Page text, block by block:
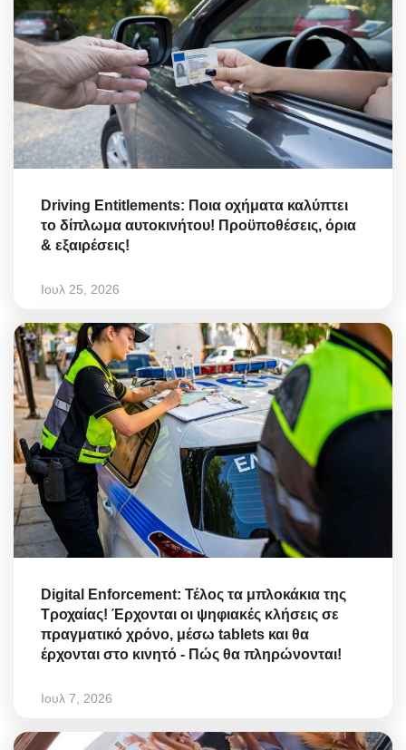
Driving Entitlements: Ποια οχήματα καλύπτει
το δίπλωμα αυτοκινήτου! Προϋποθέσεις, όρια
& εξαιρέσεις!
Ιουλ 25, 2026
Digital Enforcement: Τέλος τα μπλοκάκια της
Τροχαίας! Έρχονται οι ψηφιακές κλήσεις σε
πραγματικό χρόνο, μέσω tablets και θα
έρχονται στο κινητό - Πώς θα πληρώνονται!
Ιουλ 7, 2026